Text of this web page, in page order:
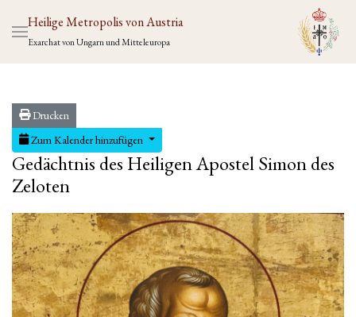
Heilige Metropolis von Austria
Exarchat von Ungarn und Mitteleuropa
Drucken
Zum Kalender hinzufügen
Gedächtnis des Heiligen Apostel Simon des
Zeloten